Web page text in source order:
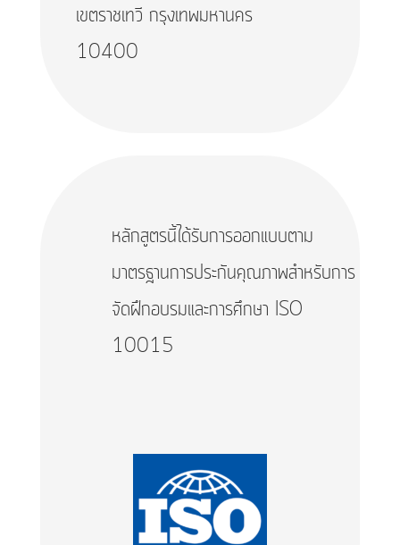
เขตราชเทวี กรุงเทพมหานคร
10400
หลักสูตรนี้ได้รับการออกแบบตาม
มาตรฐานการประกันคุณภาพสำหรับการ
จัดฝึกอบรมและการศึกษา ISO
10015​